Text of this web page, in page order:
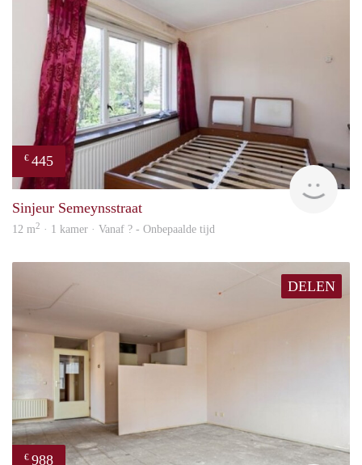
€ 445
Sinjeur Semeynsstraat
12 m2 · 1 kamer · Vanaf ? - Onbepaalde tijd
DELEN
€ 988